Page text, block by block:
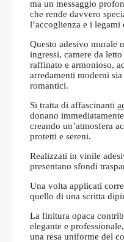
ma un messaggio
che rende davvero
l’accoglienza e i legami
Questo adesivo murale
ingressi, camere da
raffinato e armonioso,
arredamenti moderni
romantici.
Si tratta di affascinanti
donano
creando un’atmosfera
protetti e sereni.
Realizzati in vinile
presentano sfondi
Una volta applicati
quello di una scritta
La finitura opaca
elegante e
una resa uniforme del